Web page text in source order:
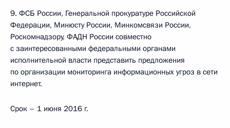
9. ФСБ России, Генеральной прокуратуре Российской
Федерации, Минюсту России, Минкомсвязи России,
Роскомнадзору, ФАДН России совместно
с заинтересованными федеральными органами
исполнительной власти представить предложения
по организации мониторинга информационных угроз в сети
интернет.
Срок – 1 июня 2016 г.